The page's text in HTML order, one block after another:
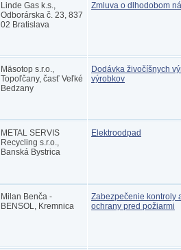
Linde Gas k.s.,
Odborárska č. 23, 837
02 Bratislava
Zmluva o dlhodobom
Mäsotop s.r.o.,
Topoľčany, časť Veľké
Bedzany
Dodávka živočíšnych
výrobkov
METAL SERVIS
Recycling s.r.o.,
Banská Bystrica
Elektroodpad
Milan Benča -
BENSOL, Kremnica
Zabezpečenie kontroly
ochrany pred požiarmi